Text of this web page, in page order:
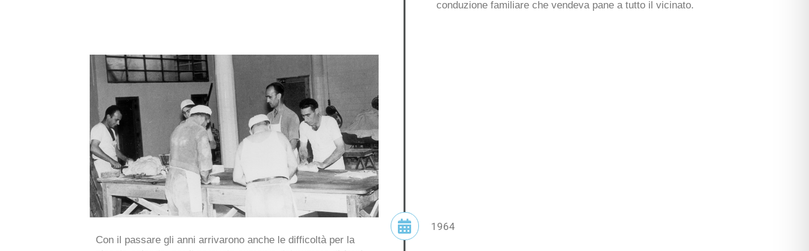
conduzione familiare che vendeva pane a tutto il vicinato.
1964
Con il passare gli anni arrivarono anche le difficoltà per la